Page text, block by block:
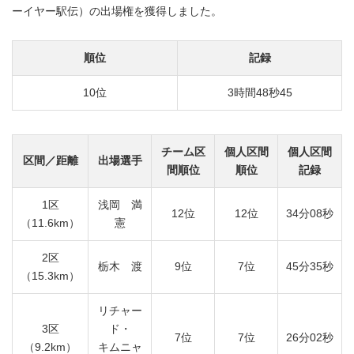
ーイヤー駅伝）の出場権を獲得しました。
順位 記録
10位 3時間48秒45
区間／距離 出場選手
チーム区
間順位
個人区間
順位
個人区間
記録
1区
（11.6km）
浅岡 満
憲
12位 12位 34分08秒
2区
（15.3km）
栃木 渡 9位 7位 45分35秒
3区
（9.2km）
リチャー
ド・
キムニャ
7位 7位 26分02秒